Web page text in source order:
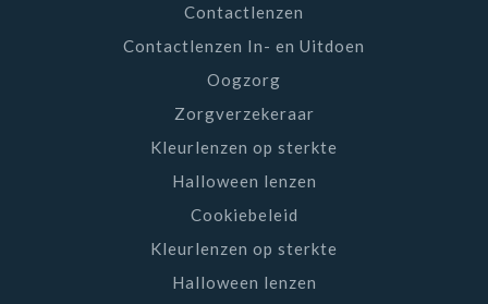
Contactlenzen
Contactlenzen In- en Uitdoen
Oogzorg
Zorgverzekeraar
Kleurlenzen op sterkte
Halloween lenzen
Cookiebeleid
Kleurlenzen op sterkte
Halloween lenzen